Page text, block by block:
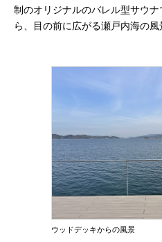
制のオリジナルのバレル型サウ
ら、目の前に広がる瀬戸内海の風
ウッドデッキからの風景